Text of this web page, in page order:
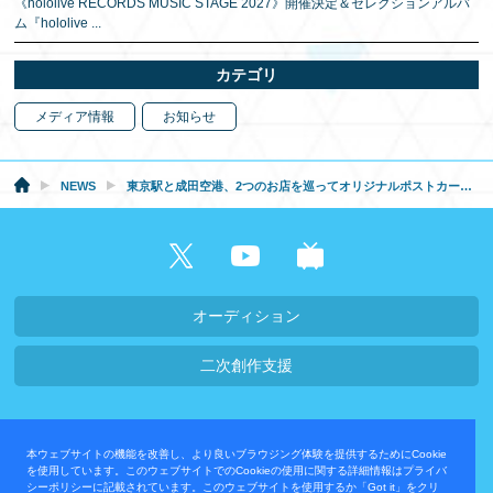
本ウェブサイトの機能を改善し、より良いブラウジング体験を提供するためにCookie
を使用しています。このウェブサイトでのCookieの使用に関する詳細情報はプライバ
シーポリシーに記載されています。このウェブサイトを使用するか「Got it」をクリ
《hololive RECORDS MUSIC STAGE 2027》開催決定＆セレクションアルバ
ム『hololive ...
カテゴリ
メディア情報 お知らせ
NEWS 東京駅と成田空港、2つのお店を巡ってオリジナルポストカードをもらおう！
オーディション
二次創作支援
プライバシーポリシー
お問い合わせ